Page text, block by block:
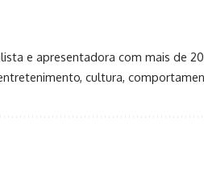
e apresentadora com mais de
cultura,